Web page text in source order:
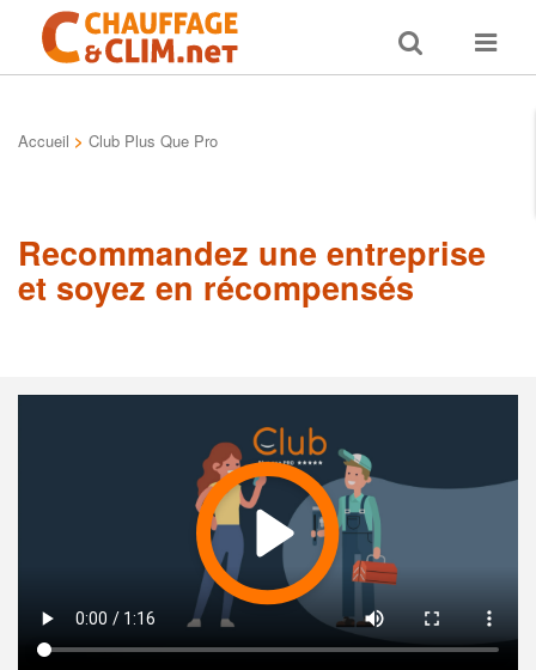
Toggle
search
Toggle
Accueil > Club Plus Que Pro
Recommandez une entreprise
et soyez en récompensés